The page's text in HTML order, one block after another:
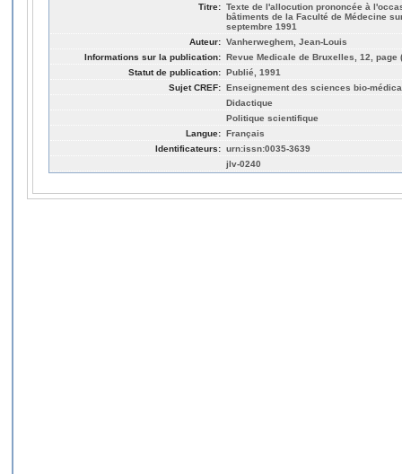
Titre: Texte de l'allocution prononcée à
bâtiments de la Faculté de Médecine
septembre 1991
Auteur: Vanherweghem, Jean-Louis
Informations sur la publication: Revue Medicale de Bruxelles, 12, page
Statut de publication: Publié, 1991
Sujet CREF: Enseignement des sciences bio-
Didactique
Politique scientifique
Langue: Français
Identificateurs: urn:issn:0035-3639
jlv-0240